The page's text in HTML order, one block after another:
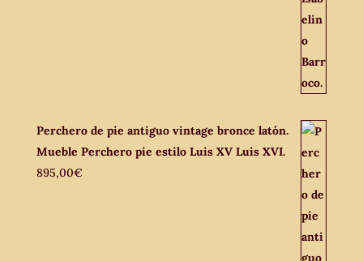
Perchero de pie antiguo vintage bronce latón.
Mueble Perchero pie estilo Luis XV Luis XVI.
895,00€